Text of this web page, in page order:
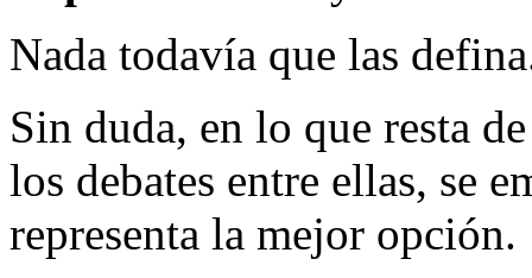
Nada todavía que las
Sin duda, en lo que resta
los debates entre ellas, se
representa la mejor opción.